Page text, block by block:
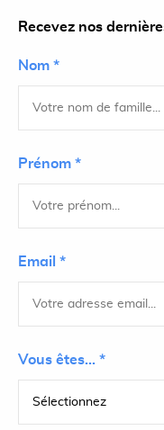
Recevez nos
Nom *
Prénom *
Email *
Vous êtes... *